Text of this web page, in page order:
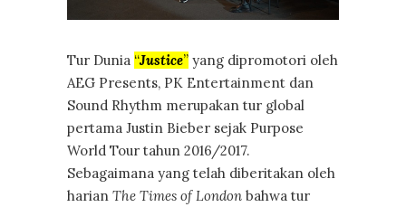
Tur Dunia “Justice” yang dipromotori oleh
AEG Presents, PK Entertainment dan
Sound Rhythm merupakan tur global
pertama Justin Bieber sejak Purpose
World Tour tahun 2016/2017.
Sebagaimana yang telah diberitakan oleh
harian The Times of London bahwa tur